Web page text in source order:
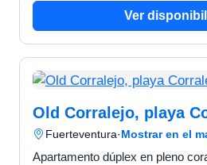
Ver
Old Corralejo, playa
Fuerteventura·Mostrar en el
Apartamento dúplex en pleno